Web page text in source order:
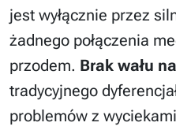
jest wyłącznie przez
żadnego połączenia
przodem. Brak wału
tradycyjnego
problemów z